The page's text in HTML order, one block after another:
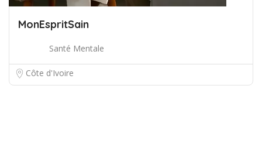
MonEspritSain
Santé Mentale
Côte d'Ivoire